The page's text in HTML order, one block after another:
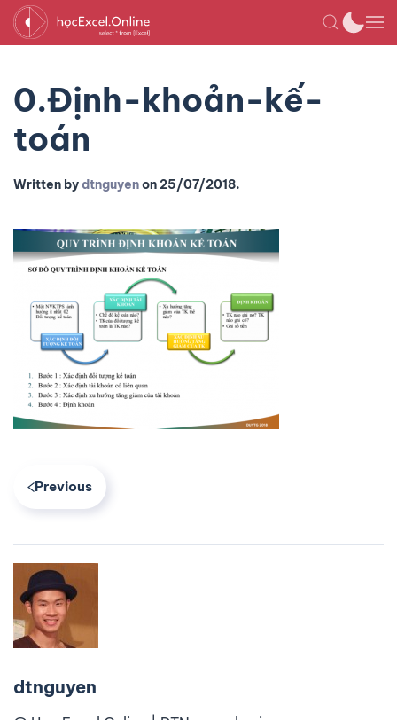
0.Định-khoản-kế-
toán
Written bydtnguyenon25/07/2018.
Previous
dtnguyen